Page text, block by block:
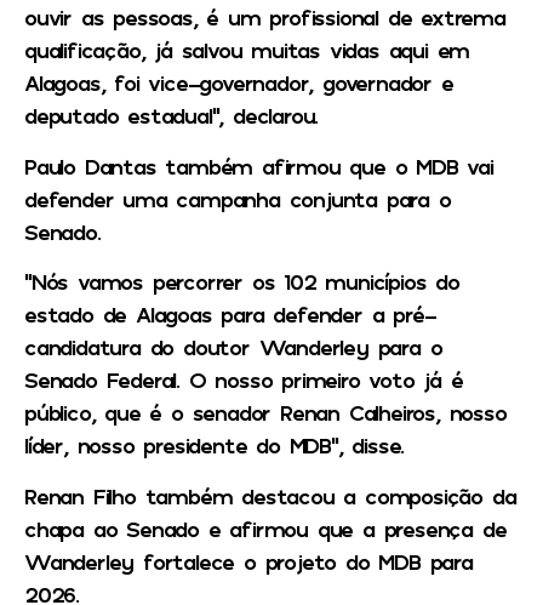
ouvir as pessoas, é um profissional de extrema
qualificação, já salvou muitas vidas aqui em
Alagoas, foi vice-governador, governador e
deputado estadual”, declarou.
Paulo Dantas também afirmou que o MDB vai
defender uma campanha conjunta para o
Senado.
“Nós vamos percorrer os 102 municípios do
estado de Alagoas para defender a pré-
candidatura do doutor Wanderley para o
Senado Federal. O nosso primeiro voto já é
público, que é o senador Renan Calheiros, nosso
líder, nosso presidente do MDB”, disse.
Renan Filho também destacou a composição da
chapa ao Senado e afirmou que a presença de
Wanderley fortalece o projeto do MDB para
2026.